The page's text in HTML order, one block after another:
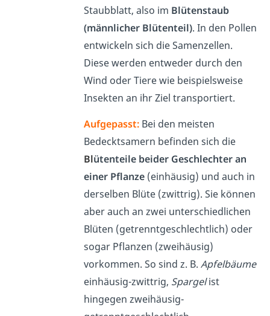
Staubblatt, also im Blütenstaub
(männlicher Blütenteil). In den Pollen
entwickeln sich die Samenzellen.
Diese werden entweder durch den
Wind oder Tiere wie beispielsweise
Insekten an ihr Ziel transportiert.
Aufgepasst: Bei den meisten
Bedecktsamern befinden sich die
Blütenteile beider Geschlechter an
einer Pflanze (einhäusig) und auch in
derselben Blüte (zwittrig). Sie können
aber auch an zwei unterschiedlichen
Blüten (getrenntgeschlechtlich) oder
sogar Pflanzen (zweihäusig)
vorkommen. So sind z. B.Apfelbäume
einhäusig-zwittrig, Spargelist
hingegen zweihäusig-